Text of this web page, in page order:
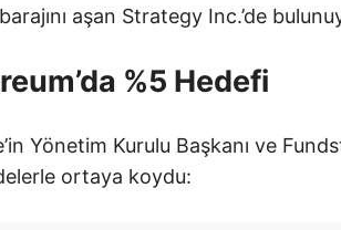
aşan Strategy Inc.’de
%5 Hedefi
Yönetim Kurulu Başkanı ve
ortaya koydu: